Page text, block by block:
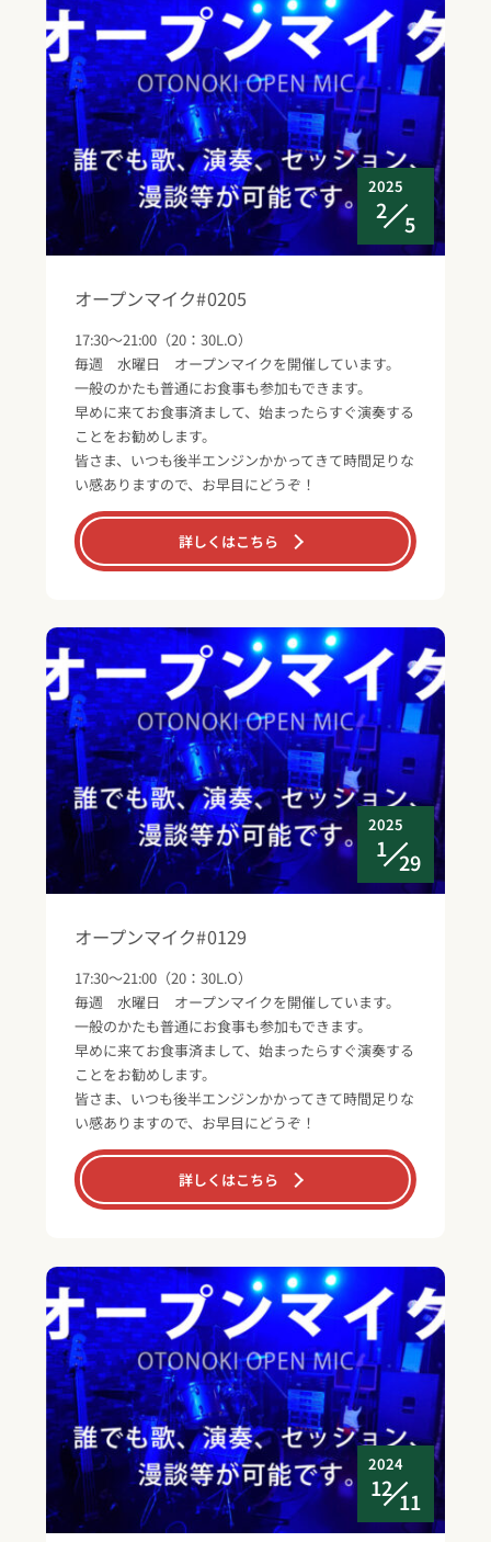
2025
2
5
オープンマイク#0205
17:30～21:00（20：30L.O）
毎週 水曜日 オープンマイクを開催しています。
一般のかたも普通にお食事も参加もできます。
早めに来てお食事済まして、始まったらすぐ演奏する
ことをお勧めします。
皆さま、いつも後半エンジンかかってきて時間足りな
い感ありますので、お早目にどうぞ！
詳しくはこちら
2025
1
29
オープンマイク#0129
17:30～21:00（20：30L.O）
毎週 水曜日 オープンマイクを開催しています。
一般のかたも普通にお食事も参加もできます。
早めに来てお食事済まして、始まったらすぐ演奏する
ことをお勧めします。
皆さま、いつも後半エンジンかかってきて時間足りな
い感ありますので、お早目にどうぞ！
詳しくはこちら
2024
12
11